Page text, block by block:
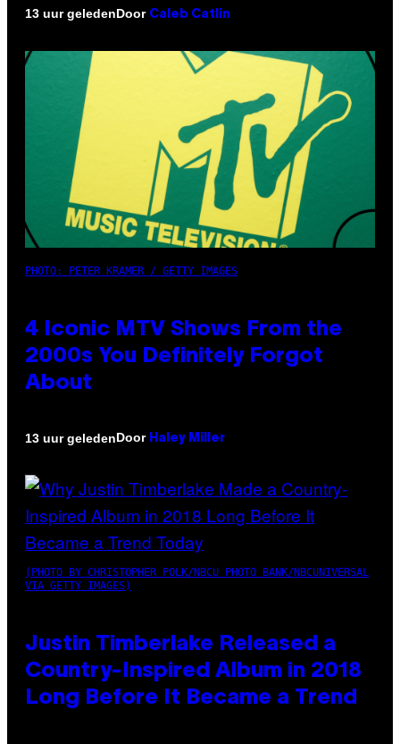
13 uur geledenDoor Caleb Catlin
PHOTO: PETER KRAMER / GETTY IMAGES
4 Iconic MTV Shows From the
2000s You Definitely Forgot
About
13 uur geledenDoor Haley Miller
(PHOTO BY CHRISTOPHER POLK/NBCU PHOTO BANK/NBCUNIVERSAL
VIA GETTY IMAGES)
Justin Timberlake Released a
Country-Inspired Album in 2018
Long Before It Became a Trend